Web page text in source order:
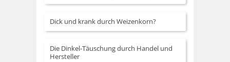
Dick und krank durch Weizenkorn?
Die Dinkel-Täuschung durch Handel und
Hersteller